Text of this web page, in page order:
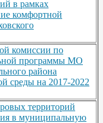
в рамках
комфортной
комиссии по
программы МО
района
среды на 2017-2022
территорий
в муниципальную